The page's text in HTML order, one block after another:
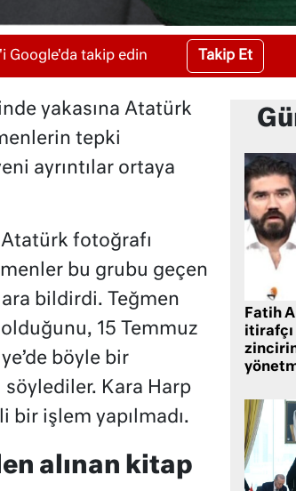
Google'da takip edin Takip Et
yakasına Atatürk
tepki
ayrıntılar ortaya
Atatürk fotoğrafı
bu grubu geçen
bildirdi. Teğmen
15 Temmuz
böyle bir
Kara Harp
bir işlem yapılmadı.
alınan kitap
Fatih